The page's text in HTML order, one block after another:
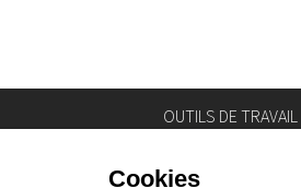
OUTILS DE TRAVAIL
Géoportail